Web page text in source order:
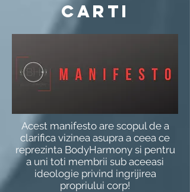
carti
Acest manifesto are scopul de a
clarifica vizinea asupra a ceea ce
reprezinta BodyHarmony si pentru
a uni toti membrii sub aceeasi
ideologie privind ingrijirea
propriului corp!